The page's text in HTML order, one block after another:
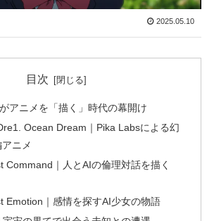
2025.05.10
目次
アニメを「描く」時代の幕開け
Ocean Dream｜Pika Labsによる幻
ニメ
Command｜人とAIの倫理対話を描く
Emotion｜感情を探すAI少女の物語